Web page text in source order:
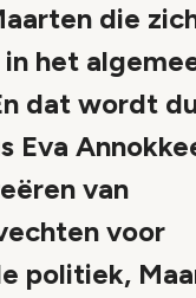
die
het
dat wordt
Eva
van
voor
politiek,